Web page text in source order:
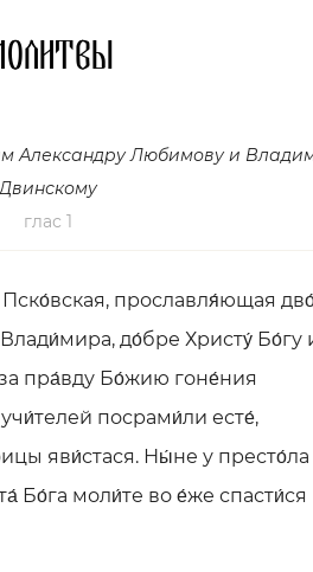
Александру Любимову и
глас 1
прославля́ющая
до́бре Христу́ Бо́гу
пра́вду Бо́жию гоне́ния
посрами́ли есте́,
яви́стася. Ны́не у престо́ла
Бо́га моли́те во е́же спасти́ся